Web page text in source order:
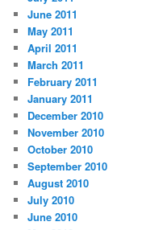
June 2011
May 2011
April 2011
March 2011
February 2011
January 2011
December 2010
November 2010
October 2010
September 2010
August 2010
July 2010
June 2010